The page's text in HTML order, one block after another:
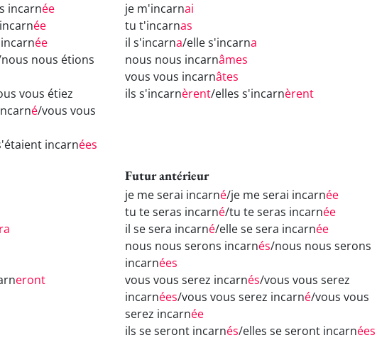
incarnée
ée
ée
nous étions
vous étiez
é/vous vous
incarnées
je m'incarnai
tu t'incarnas
il s'incarna/elle s'incarna
nous nous incarnâmes
vous vous incarnâtes
ils s'incarnèrent/elles s'incarnèrent
eront
Futur antérieur
je me serai incarné/je me serai incarnée
tu te seras incarné/tu te seras incarnée
il se sera incarné/elle se sera incarnée
nous nous serons incarnés/nous nous serons
incarnées
vous vous serez incarnés/vous vous serez
incarnées/vous vous serez incarné/vous vous
serez incarnée
ils se seront incarnés/elles se seront incarnées